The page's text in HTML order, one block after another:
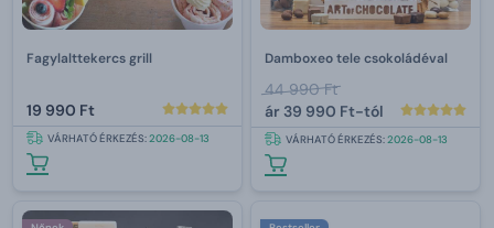
Fagylalttekercs grill
19 990 Ft
VÁRHATÓ ÉRKEZÉS:2026-08-13
Damboxeo tele csokoládéval
44 990 Ft
ár39 990 Ft-tól
VÁRHATÓ ÉRKEZÉS:2026-08-13